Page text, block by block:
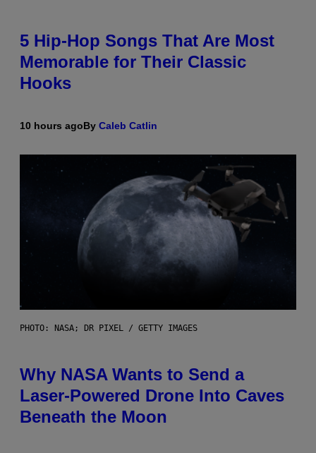
5 Hip-Hop Songs That Are Most
Memorable for Their Classic
Hooks
10 hours agoBy Caleb Catlin
PHOTO: NASA; DR PIXEL / GETTY IMAGES
Why NASA Wants to Send a
Laser-Powered Drone Into Caves
Beneath the Moon